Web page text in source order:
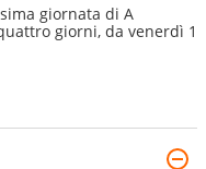
giornata di A
giorni, da venerdì 1